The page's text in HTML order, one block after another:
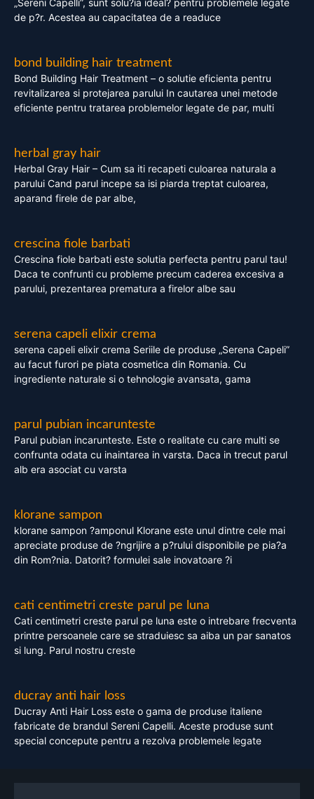
„Sereni Capelli”, sunt solu?ia ideal? pentru problemele legate
de p?r. Acestea au capacitatea de a readuce
bond building hair treatment
Bond Building Hair Treatment – o solutie eficienta pentru
revitalizarea si protejarea parului In cautarea unei metode
eficiente pentru tratarea problemelor legate de par, multi
herbal gray hair
Herbal Gray Hair – Cum sa iti recapeti culoarea naturala a
parului Cand parul incepe sa isi piarda treptat culoarea,
aparand firele de par albe,
crescina fiole barbati
Crescina fiole barbati este solutia perfecta pentru parul tau!
Daca te confrunti cu probleme precum caderea excesiva a
parului, prezentarea prematura a firelor albe sau
serena capeli elixir crema
serena capeli elixir crema Seriile de produse „Serena Capeli”
au facut furori pe piata cosmetica din Romania. Cu
ingrediente naturale si o tehnologie avansata, gama
parul pubian incarunteste
Parul pubian incarunteste. Este o realitate cu care multi se
confrunta odata cu inaintarea in varsta. Daca in trecut parul
alb era asociat cu varsta
klorane sampon
klorane sampon ?amponul Klorane este unul dintre cele mai
apreciate produse de ?ngrijire a p?rului disponibile pe pia?a
din Rom?nia. Datorit? formulei sale inovatoare ?i
cati centimetri creste parul pe luna
Cati centimetri creste parul pe luna este o intrebare frecventa
printre persoanele care se straduiesc sa aiba un par sanatos
si lung. Parul nostru creste
ducray anti hair loss
Ducray Anti Hair Loss este o gama de produse italiene
fabricate de brandul Sereni Capelli. Aceste produse sunt
special concepute pentru a rezolva problemele legate